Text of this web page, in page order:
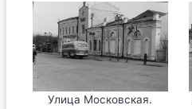
Улица Московская.